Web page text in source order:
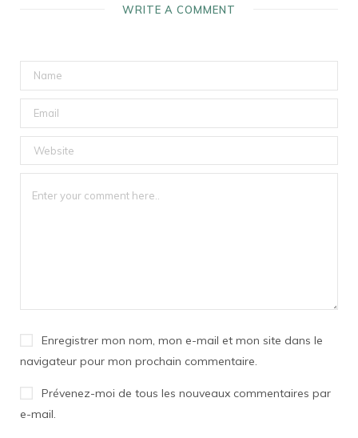
WRITE A COMMENT
Enregistrer mon nom, mon e-mail et mon site dans le
navigateur pour mon prochain commentaire.
Prévenez-moi de tous les nouveaux commentaires par
e-mail.